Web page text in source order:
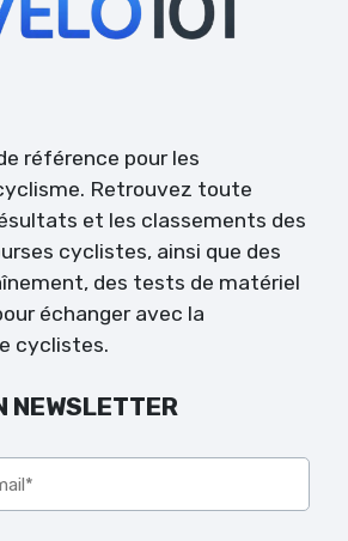
référence pour les
Retrouvez toute
et les classements des
cyclistes, ainsi que des
des tests de matériel
échanger avec la
cyclistes.
NEWSLETTER